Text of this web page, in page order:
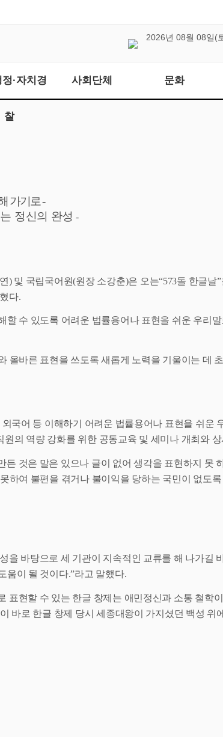
2026년 08월 08일(
·자치경
찰
사회단체 문화
가기로-
정신의 완성 -
) 및 국립국어원(원장 소강춘)은 오는“573돌 한글날”
다.
할 수 있도록 어려운 법률용어나 표현을 쉬운 우리
올바른 표현을 쓰도록 새롭게 노력을 기울이는 데
외국어 등 이해하기 어려운 법률용어나 표현을 쉬운
의 역량 강화를 위한 공동교육 및 세미나 개최와
든 것은 말은 있으나 글이 없어 생각을 표현하지 못
하여 불편을 겪거나 불이익을 당하는 국민이 없도
을 바탕으로 세 기관이 지속적인 교류를 해 나가길
움이 될 것이다.”라고 말했다.
표현할 수 있는 한글 창제는 애민정신과 소통 철학
바로 한글 창제 당시 세종대왕이 가지셨던 백성